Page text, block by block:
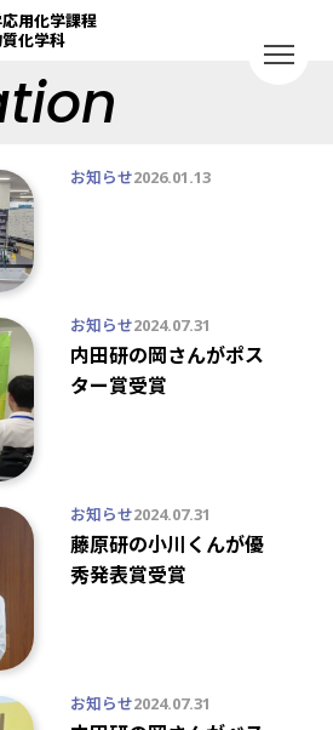
用化学課程
化学科
お知らせ2026.01.13
お知らせ2024.07.31
内田研の岡さんがポス
ター賞受賞
お知らせ2024.07.31
藤原研の小川くんが優
秀発表賞受賞
お知らせ2024.07.31